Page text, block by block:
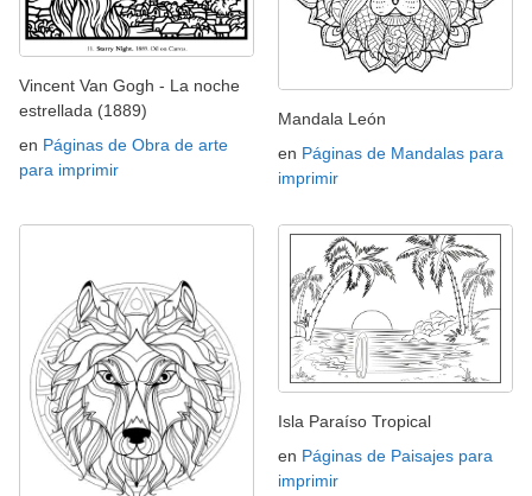
Vincent Van Gogh - La noche
estrellada (1889)
en Páginas de Obra de arte
para imprimir
Mandala León
en Páginas de Mandalas para
imprimir
Isla Paraíso Tropical
en Páginas de Paisajes para
imprimir